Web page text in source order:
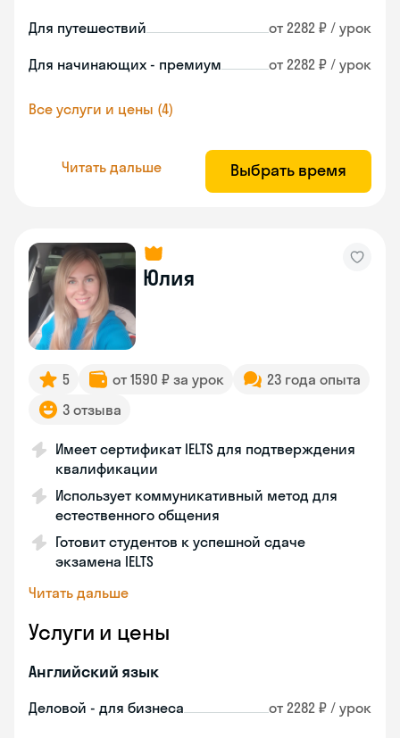
Для путешествий от 2282 ₽ / урок
Для начинающих - премиум от 2282 ₽ / урок
Все услуги и цены (4)
Читать дальше Выбрать время
Юлия
5 от 1590 ₽ за урок
23 года опыта
3 отзыва
Имеет сертификат IELTS для подтверждения
квалификации
Использует коммуникативный метод для
естественного общения
Готовит студентов к успешной сдаче
экзамена IELTS
Читать дальше
Услуги и цены
Английский язык
Деловой - для бизнеса от 2282 ₽ / урок